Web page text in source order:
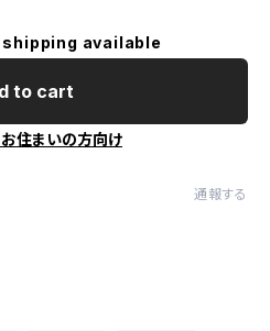
available
to cart
住まいの方向け
通報する